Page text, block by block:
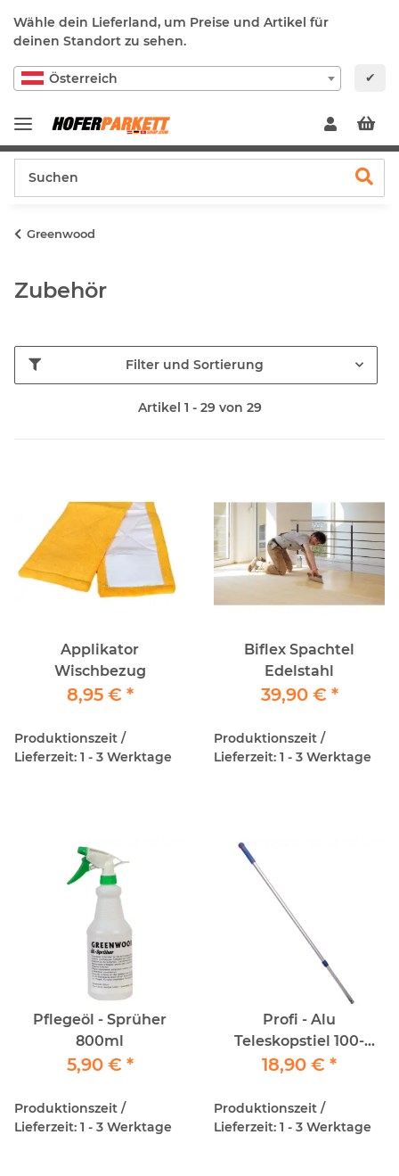
Wähle dein Lieferland, um Preise und Artikel für
deinen Standort zu sehen.
Österreich ✔
Greenwood
Zubehör
Filter und Sortierung
Artikel 1 - 29 von 29
Applikator
Wischbezug
8,95 € *
Produktionszeit /
Lieferzeit: 1 - 3 Werktage
Biflex Spachtel
Edelstahl
39,90 € *
Produktionszeit /
Lieferzeit: 1 - 3 Werktage
Pflegeöl - Sprüher
800ml
5,90 € *
Produktionszeit /
Lieferzeit: 1 - 3 Werktage
Profi - Alu
Teleskopstiel 100-
180cm für Klapp,- und
18,90 € *
Produktionszeit /
Lieferzeit: 1 - 3 Werktage